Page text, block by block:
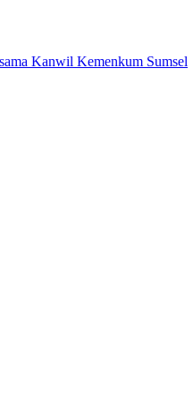
Kanwil Kemenkum Sumsel
dengan Harga Spesial
Menuju Pemilu 2029
4 Dukung Kedaulatan Energi